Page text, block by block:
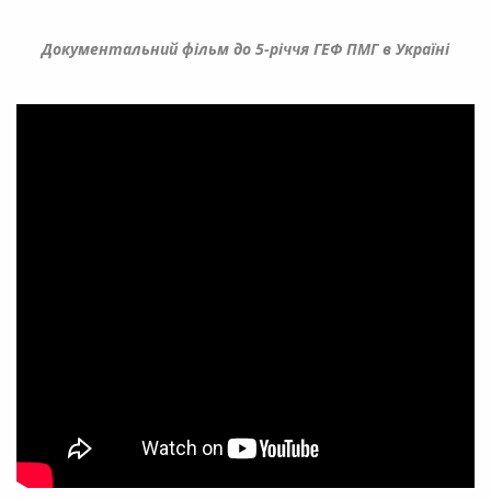
Документальний фільм до 5-річчя ГЕФ ПМГ в Україні